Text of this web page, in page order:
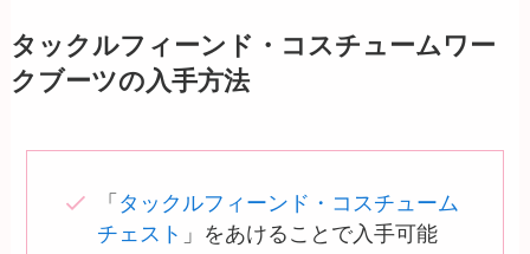
タックルフィーンド・コスチュームワー
クブーツの入手方法
「 タックルフィーンド・コスチューム
チェスト 」をあけることで入手可能